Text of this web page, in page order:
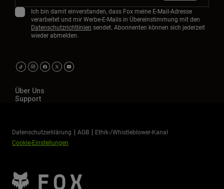
Ich bin damit einverstanden, dass Fox meine E-Mail-Adresse
verarbeitet und mir Werbe-E-Mails in Übereinstimmung mit den
Datenschutzrichtlinien sendet. Abonnenten können sich jederzeit
wieder abmelden.
Über Uns
Support
Datenschutzerklärung AGB
Ethik-/Whistleblower-Kanal
Cookie-Einstellungen